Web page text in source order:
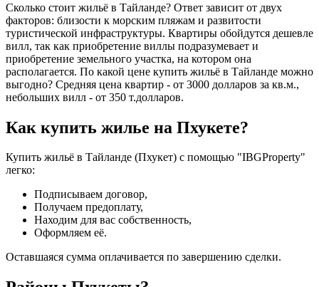
Сколько стоит жильё в Тайланде? Ответ зависит от двух
факторов: близости к морским пляжам и развитости
туристической инфраструктуры. Квартиры обойдутся дешевле
вилл, так как приобретение виллы подразумевает и
приобретение земельного участка, на котором она
располагается. По какой цене купить жильё в Тайланде можно
выгодно? Средняя цена квартир - от 3000 долларов за кв.м.,
небольших вилл - от 350 т.долларов.
Как купить жилье на Пхукете?
Купить жильё в Тайланде (Пхукет) с помощью "IBGProperty"
легко:
Подписываем договор,
Получаем предоплату,
Находим для вас собственность,
Оформляем её.
Оставшаяся сумма оплачивается по завершению сделки.